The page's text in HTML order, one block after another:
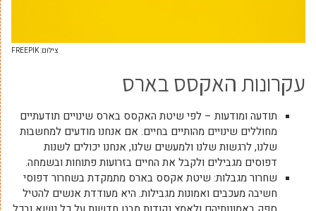
צילום: FREEPIK
עקרונות האקסס בארס
תודעה ומודעות – לפי שיטת האקסס בארס שינויים תודעתיים
מחוללים שינויים מהותיים בחיים. אם אנחנו מודעים למחשבות
שלנו, לרגשות שלנו ולמעשים שלנו, אנחנו יכולים לשנות
דפוסים מגבילים ולקבל את החיים בזרועות פתוחות ובשמחה.
שחרור מגבלות: שיטת אקסס בארס מתמקדת בשחרור דפוסי
חשיבה מעכבים ואמונות מגבילות. היא מעודדת אנשים להטיל